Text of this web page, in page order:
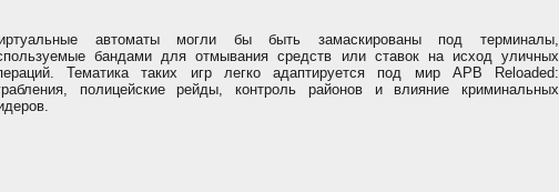
автоматы могли бы быть замаскированы под терминалы,
бандами для отмывания средств или ставок на исход уличных
Тематика таких игр легко адаптируется под мир APB Reloaded:
полицейские рейды, контроль районов и влияние криминальных